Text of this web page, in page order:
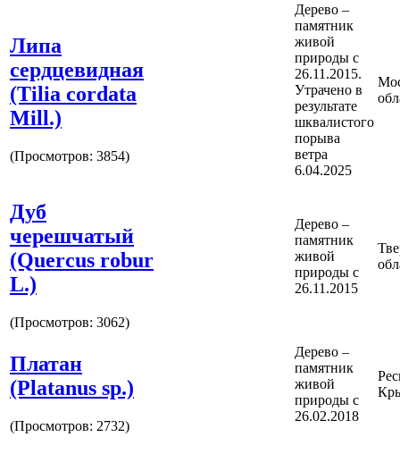
Липа
сердцевидная
(Tilia cordata
Mill.)
(Просмотров: 3854)
Дерево –
памятник
живой
природы с
26.11.2015.
Утрачено в
результате
шквалистого
порыва
ветра
6.04.2025
Дуб
черешчатый
(Quercus robur
L.)
(Просмотров: 3062)
Дерево –
памятник
живой
природы с
26.11.2015
Платан
(Platanus sp.)
(Просмотров: 2732)
Дерево –
памятник
живой
природы с
26.02.2018